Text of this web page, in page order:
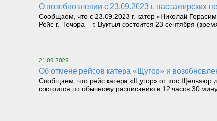
О возобновлении с 23.09.2023 г. пассажирских
Сообщаем, что с 23.09.2023 г. катер «Николай
Рейс г. Печора – г. Вуктыл состоится 23 сентября
21.09.2023
Об отмене рейсов катера «Щугор» и
Сообщаем, что рейс катера «Щугор» от пос.Щельяюр
состоится по обычному расписанию в 12 часов 30